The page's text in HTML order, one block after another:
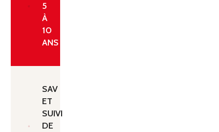
5
À
10
ANS
SAV
ET
SUIVI
DE